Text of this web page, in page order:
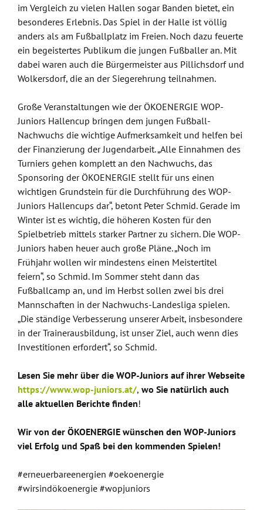
im Vergleich zu vielen Hallen sogar Banden bietet, ein
besonderes Erlebnis. Das Spiel in der Halle ist völlig
anders als am Fußballplatz im Freien. Noch dazu feuerte
ein begeistertes Publikum die jungen Fußballer an. Mit
dabei waren auch die Bürgermeister aus Pillichsdorf und
Wolkersdorf, die an der Siegerehrung teilnahmen.
Große Veranstaltungen wie der ÖKOENERGIE WOP-
Juniors Hallencup bringen dem jungen Fußball-
Nachwuchs die wichtige Aufmerksamkeit und helfen bei
der Finanzierung der Jugendarbeit. „Alle Einnahmen des
Turniers gehen komplett an den Nachwuchs, das
Sponsoring der ÖKOENERGIE stellt für uns einen
wichtigen Grundstein für die Durchführung des WOP-
Juniors Hallencups dar“, betont Peter Schmid. Gerade im
Winter ist es wichtig, die höheren Kosten für den
Spielbetrieb mittels starker Partner zu sichern. Die WOP-
Juniors haben heuer auch große Pläne. „Noch im
Frühjahr wollen wir mindestens einen Meistertitel
feiern“, so Schmid. Im Sommer steht dann das
Fußballcamp an, und im Herbst sollen zwei bis drei
Mannschaften in der Nachwuchs-Landesliga spielen.
„Die ständige Verbesserung unserer Arbeit, insbesondere
in der Trainerausbildung, ist unser Ziel, auch wenn dies
Investitionen erfordert“, so Schmid.
Lesen Sie mehr über die WOP-Juniors auf ihrer Webseite
https://www.wop-juniors.at/, wo Sie natürlich auch
alle aktuellen Berichte finden!
Wir von der ÖKOENERGIE wünschen den WOP-Juniors
viel Erfolg und Spaß bei den kommenden Spielen!
#erneuerbareenergien #oekoenergie
#wirsindökoenergie #wopjuniors